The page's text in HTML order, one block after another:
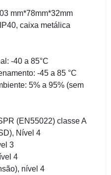
mm*78mm*32mm
caixa metálica
-40 a 85°C
-45 a 85 °C
5% a 95% (sem
(EN55022) classe A
Nível 4
3
4
nível 4